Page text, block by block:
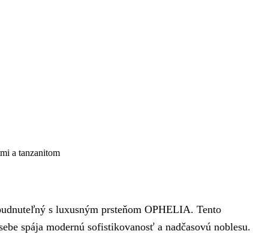
a tanzanitom
s luxusným prsteňom OPHELIA. Tento
spája modernú sofistikovanosť a nadčasovú noblesu.